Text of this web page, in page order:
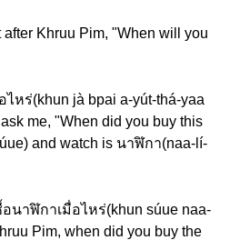
Khruu Pim, "When will you
หร่(khun jà bpai a-yút-thá-yaa
me, "When did you buy this
and watch is นาฬิกา(naa-lí-
นาฬิกาเมื่อไหร่(khun súue naa-
Pim, when did you buy the